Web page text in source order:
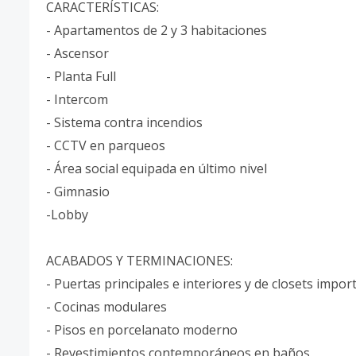
CARACTERÍSTICAS:
- Apartamentos de 2 y 3 habitaciones
- Ascensor
- Planta Full
- Intercom
- Sistema contra incendios
- CCTV en parqueos
- Área social equipada en último nivel
- Gimnasio
-Lobby
ACABADOS Y TERMINACIONES:
- Puertas principales e interiores y de closets
- Cocinas modulares
- Pisos en porcelanato moderno